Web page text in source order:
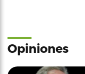
Opiniones